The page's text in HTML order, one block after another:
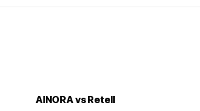
AINORA vs Retell